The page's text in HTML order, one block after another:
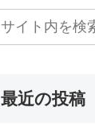
最近の投稿